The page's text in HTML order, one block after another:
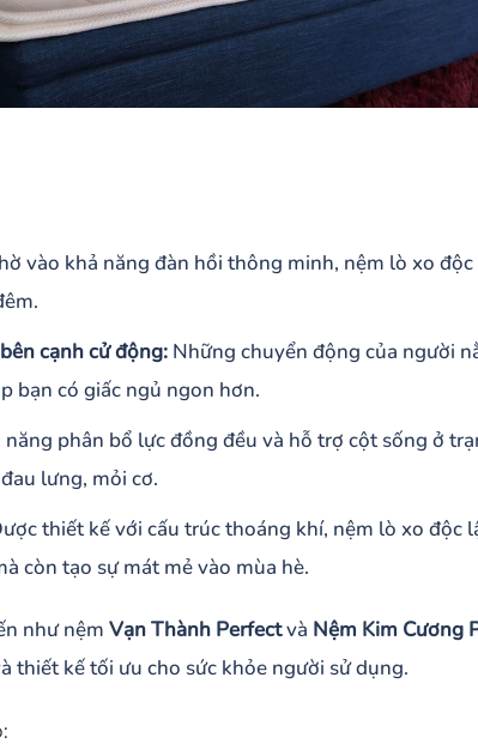
vào khả năng đàn hồi thông minh, nệm lò xo
cạnh cử động: Những chuyển động của người
bạn có giấc ngủ ngon hơn.
năng phân bổ lực đồng đều và hỗ trợ cột sống ở
lưng, mỏi cơ.
thiết kế với cấu trúc thoáng khí, nệm lò xo độc
còn tạo sự mát mẻ vào mùa hè.
như nệm Vạn Thành Perfectvà Nệm Kim Cương
thiết kế tối ưu cho sức khỏe người sử dụng.